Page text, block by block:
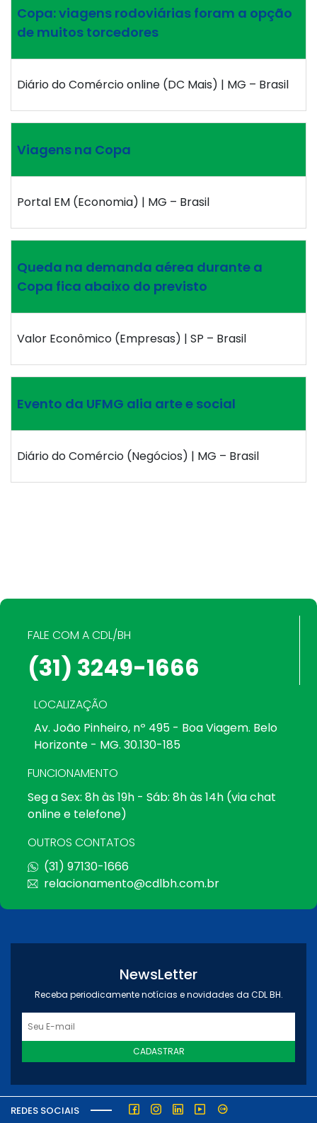
Copa: viagens rodoviárias foram a opção
de muitos torcedores
Diário do Comércio online (DC Mais) | MG – Brasil
Viagens na Copa
Portal EM (Economia) | MG – Brasil
Queda na demanda aérea durante a
Copa fica abaixo do previsto
Valor Econômico (Empresas) | SP – Brasil
Evento da UFMG alia arte e social
Diário do Comércio (Negócios) | MG – Brasil
FALE COM A CDL/BH
(31) 3249-1666
LOCALIZAÇÃO
Av. João Pinheiro, nº 495 - Boa Viagem. Belo
Horizonte - MG. 30.130-185
FUNCIONAMENTO
Seg a Sex: 8h às 19h - Sáb: 8h às 14h (via chat
online e telefone)
OUTROS CONTATOS
(31) 97130-1666
relacionamento@cdlbh.com.br
NewsLetter
Receba periodicamente notícias e novidades da CDL BH.
CADASTRAR
REDES SOCIAIS